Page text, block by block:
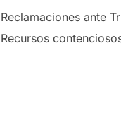
Reclamaciones ante
Recursos